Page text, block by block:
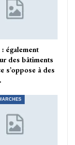
: également
des bâtiments
s’oppose à des